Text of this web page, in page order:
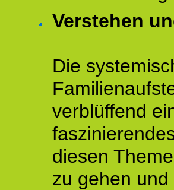
Verstehen
Die
verblüffend
diesen
zu gehen